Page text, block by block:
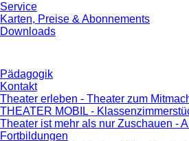
Service
Karten, Preise & Abonnements
Downloads
Pädagogik
Kontakt
Theater erleben - Theater zum
THEATER MOBIL -
Theater ist mehr als nur Zuschauen -
Fortbildungen